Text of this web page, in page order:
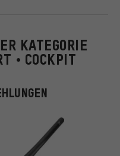
KATEGORIE
• COCKPIT